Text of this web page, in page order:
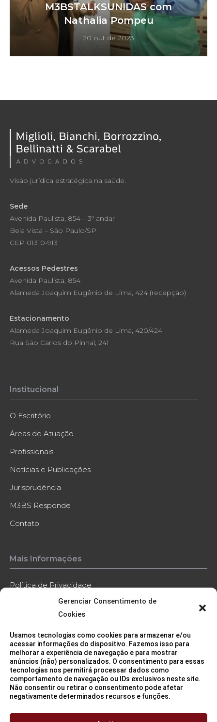
Gerenciar Consentimento de
Cookies
Usamos tecnologias como cookies para armazenar e/ou
acessar informações do dispositivo. Fazemos isso para
melhorar a experiência de navegação e para mostrar
anúncios (não) personalizados. O consentimento para essas
tecnologias nos permitirá processar dados como
comportamento de navegação ou IDs exclusivos neste site.
Não consentir ou retirar o consentimento pode afetar
negativamente determinados recursos e funções.
M3BSTALKSUNIDAS com
Nathalia Pompeu
20 out de 2023
Visão jurídica estratégica na saúde.
Sede
Avenida Paulista, 854 – 3º andar
Bela Vista – São Paulo/SP
CEP 01310-913
Acessos Pedestres
Avenida Paulista, 854
Alameda Joaquim Eugênio de Lima, 424 (recepção)
Estacionamento
Alameda Joaquim Eugênio de Lima, 420/424
Rua São Carlos do Pinhal, 241
Institucional
O Escritório
Áreas de Atuação
Profissionais
Notícias e Publicações
Jurisprudência
M3BS Responde
Contato
Mais Informações
Política de Privacidade
Política de Cookies
Contato
Sede (São Paulo/SP)